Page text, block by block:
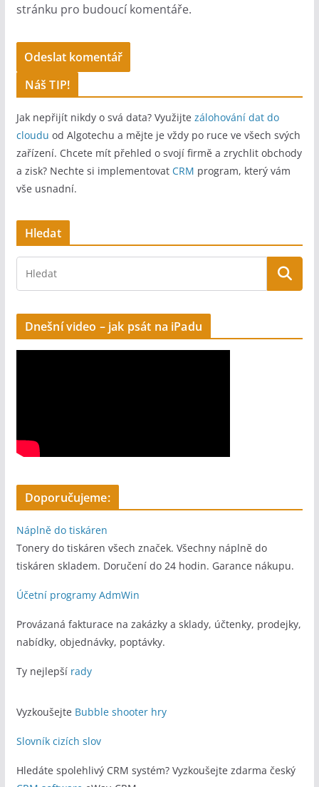
stránku pro budoucí komentáře.
l
t
e
r
n
t
v
Náš TIP!
Jak nepřijít nikdy o svá data? Využijte zálohování dat do
cloudu od Algotechu a mějte je vždy po ruce ve všech svých
zařízení. Chcete mít přehled o svojí firmě a zrychlit obchody
a zisk? Nechte si implementovat CRM program, který vám
vše usnadní.
Hledat
Dnešní video – jak psát na iPadu
Doporučujeme:
Náplně do tiskáren
Tonery do tiskáren všech značek. Všechny náplně do
tiskáren skladem. Doručení do 24 hodin. Garance nákupu.
Účetní programy AdmWin
Provázaná fakturace na zakázky a sklady, účtenky, prodejky,
nabídky, objednávky, poptávky.
Ty nejlepší rady
Vyzkoušejte Bubble shooter hry
Slovník cizích slov
Hledáte spolehlivý CRM systém? Vyzkoušejte zdarma český